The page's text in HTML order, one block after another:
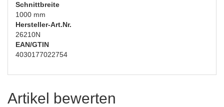
Schnittbreite
1000 mm
Hersteller-Art.Nr.
26210N
EAN/GTIN
4030177022754
Artikel bewerten